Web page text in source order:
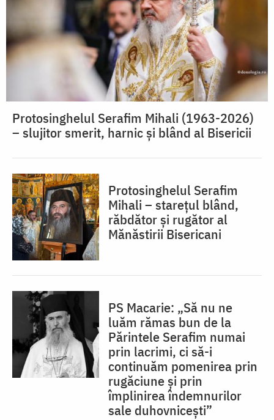
Protosinghelul Serafim Mihali (1963-2026)
– slujitor smerit, harnic și blând al Bisericii
Protosinghelul Serafim
Mihali – starețul blând,
răbdător și rugător al
Mănăstirii Bisericani
PS Macarie: „Să nu ne
luăm rămas bun de la
Părintele Serafim numai
prin lacrimi, ci să-i
continuăm pomenirea prin
rugăciune și prin
împlinirea îndemnurilor
sale duhovnicești”